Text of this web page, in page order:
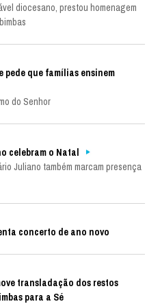
diocesano, prestou homenagem
pede que famílias ensinem
do Senhor
celebram o Natal
Juliano também marcam presença
concerto de ano novo
transladação dos restos
para a Sé